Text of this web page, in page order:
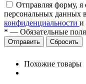
Отправляя форму, я
персональных данных
конфиденциальности и
* — Обязательные поля
Сбросить
Похожие товары